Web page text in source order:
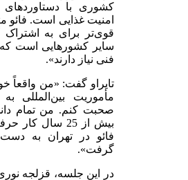
کشوری با
امنیت غذایی است. فائو
قوی‌تر برای به اشتراک
سایر کشورهایی است که
فنی نیاز دارند».
تایراو گفت: «من واقعاً
مأموریت بین‌المللی
صحبت کنم. من تمام
بیش از 25 سال
فائو در تهران به دست
گرفت».
در این جلسه، قزلجه